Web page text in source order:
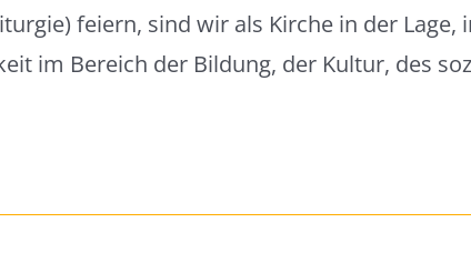
feiern, sind wir als Kirche in der
im Bereich der Bildung, der Kultur, des